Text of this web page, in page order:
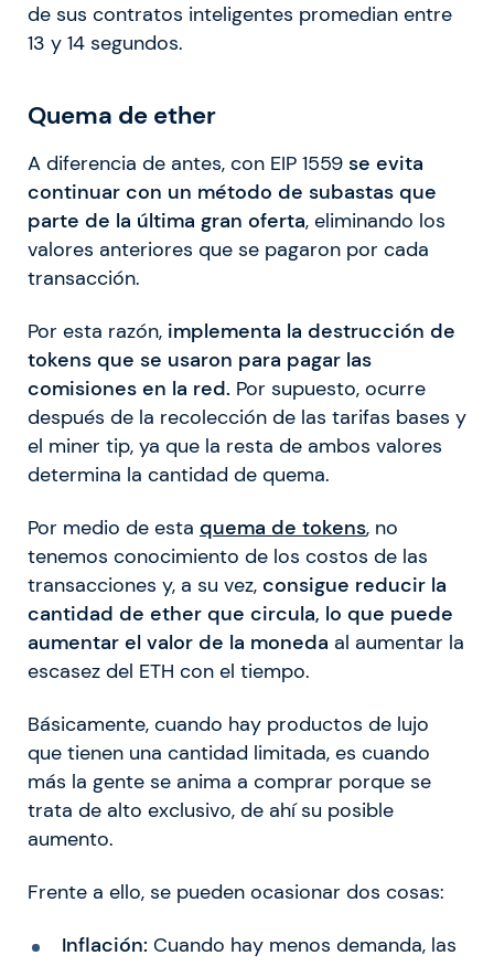
de sus contratos inteligentes promedian entre
13 y 14 segundos.
Quema de ether
A diferencia de antes, con EIP 1559 se evita
continuar con un método de subastas que
parte de la última gran oferta, eliminando los
valores anteriores que se pagaron por cada
transacción.
Por esta razón, implementa la destrucción de
tokens que se usaron para pagar las
comisiones en la red. Por supuesto, ocurre
después de la recolección de las tarifas bases y
el miner tip, ya que la resta de ambos valores
determina la cantidad de quema.
Por medio de esta quema de tokens, no
tenemos conocimiento de los costos de las
transacciones y, a su vez, consigue reducir la
cantidad de ether que circula, lo que puede
aumentar el valor de la moneda al aumentar la
escasez del ETH con el tiempo.
Básicamente, cuando hay productos de lujo
que tienen una cantidad limitada, es cuando
más la gente se anima a comprar porque se
trata de alto exclusivo, de ahí su posible
aumento.
Frente a ello, se pueden ocasionar dos cosas:
Inflación: Cuando hay menos demanda, las